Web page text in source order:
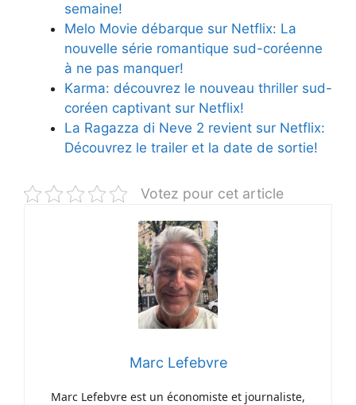
semaine!
Melo Movie débarque sur Netflix: La
nouvelle série romantique sud-coréenne
à ne pas manquer!
Karma: découvrez le nouveau thriller sud-
coréen captivant sur Netflix!
La Ragazza di Neve 2 revient sur Netflix:
Découvrez le trailer et la date de sortie!
Votez pour cet article
Marc Lefebvre
Marc Lefebvre est un économiste et journaliste,